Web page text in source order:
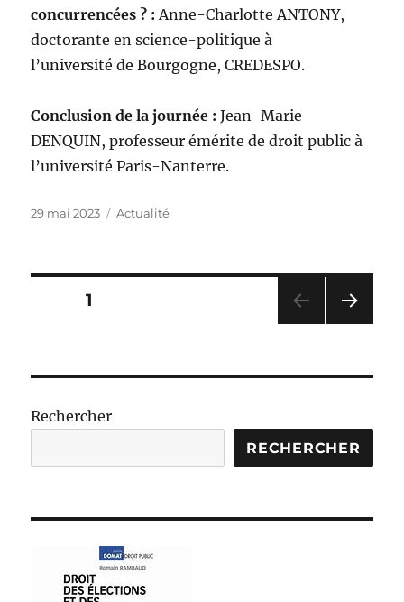
concurrencées ? :Anne-Charlotte ANTONY,
doctorante en science-politique à
l’université de Bourgogne, CREDESPO.
Conclusion de la journée :Jean-Marie
DENQUIN, professeur émérite de droit public à
l’université Paris-Nanterre.
Publié
29 mai 2023 Catégories
Actualité
Pagination
publications
PAGE1
ANT
Rechercher
RECHERCHER